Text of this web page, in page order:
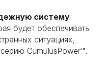
систему
будет обеспечивать
ситуациях,
CumulusPower™.